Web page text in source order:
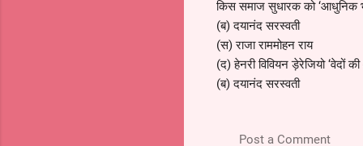
7.
किस समाज सुधारक को ‘आधुनिक
(ब) दयानंद सरस्वती
(स) राजा राममोहन राय
(द) हेनरी विवियन ड़ेरेजियो ‘वेदों
(ब) दयानंद सरस्वती
(ब) मारग्रेट नोबल
Post a Comment